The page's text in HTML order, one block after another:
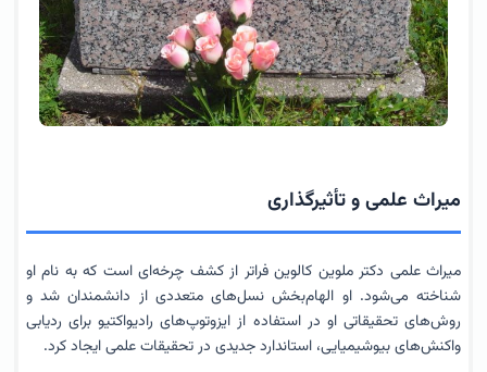
میراث علمی و تأثیرگذاری
میراث علمی دکتر ملوین کالوین فراتر از کشف چرخه‌ای است که به نام او
شناخته می‌شود. او الهام‌بخش نسل‌های متعددی از دانشمندان شد و
روش‌های تحقیقاتی او در استفاده از ایزوتوپ‌های رادیواکتیو برای ردیابی
واکنش‌های بیوشیمیایی، استاندارد جدیدی در تحقیقات علمی ایجاد کرد.